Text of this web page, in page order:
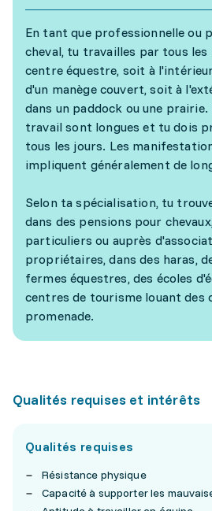
En tant que professionnelle ou
cheval, tu travailles par tous les
centre équestre, soit à
d'un manège couvert, soit à
dans un paddock ou une prairie.
travail sont longues et tu dois
tous les jours. Les
impliquent généralement de
Selon ta spécialisation, tu
dans des pensions pour
particuliers ou auprès
propriétaires, dans des haras,
fermes équestres, des écoles
centres de tourisme louant des
promenade.
Qualités requises et intérêts
Qualités requises
Résistance physique
Capacité à supporter les